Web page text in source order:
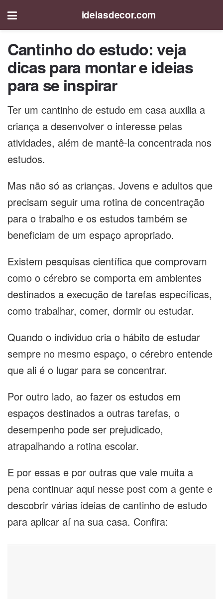
ideiasdecor.com
Cantinho do estudo: veja
dicas para montar e ideias
para se inspirar
Ter um cantinho de estudo em casa auxilia a
criança a desenvolver o interesse pelas
atividades, além de mantê-la concentrada nos
estudos.
Mas não só as crianças. Jovens e adultos que
precisam seguir uma rotina de concentração
para o trabalho e os estudos também se
beneficiam de um espaço apropriado.
Existem pesquisas científica que comprovam
como o cérebro se comporta em ambientes
destinados a execução de tarefas específicas,
como trabalhar, comer, dormir ou estudar.
Quando o individuo cria o hábito de estudar
sempre no mesmo espaço, o cérebro entende
que ali é o lugar para se concentrar.
Por outro lado, ao fazer os estudos em
espaços destinados a outras tarefas, o
desempenho pode ser prejudicado,
atrapalhando a rotina escolar.
E por essas e por outras que vale muita a
pena continuar aqui nesse post com a gente e
descobrir várias ideias de cantinho de estudo
para aplicar aí na sua casa. Confira: